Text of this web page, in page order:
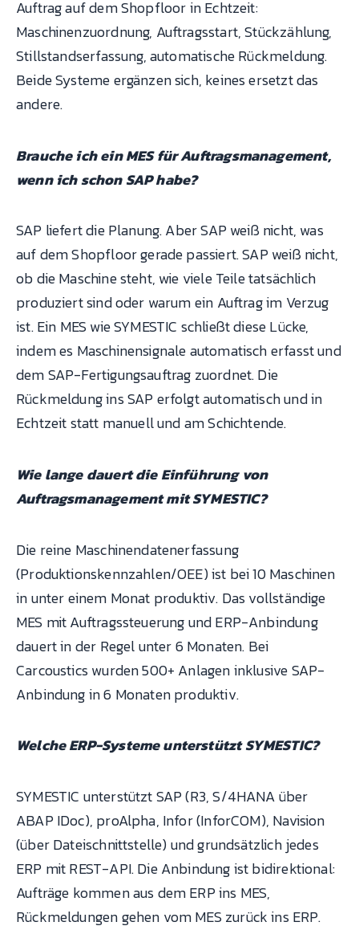
Auftrag auf dem Shopfloor in Echtzeit:
Maschinenzuordnung, Auftragsstart, Stückzählung,
Stillstandserfassung, automatische Rückmeldung.
Beide Systeme ergänzen sich, keines ersetzt das
andere.
Brauche ich ein MES für Auftragsmanagement,
wenn ich schon SAP habe?
SAP liefert die Planung. Aber SAP weiß nicht, was
auf dem Shopfloor gerade passiert. SAP weiß nicht,
ob die Maschine steht, wie viele Teile tatsächlich
produziert sind oder warum ein Auftrag im Verzug
ist. Ein MES wie SYMESTIC schließt diese Lücke,
indem es Maschinensignale automatisch erfasst und
dem SAP-Fertigungsauftrag zuordnet. Die
Rückmeldung ins SAP erfolgt automatisch und in
Echtzeit statt manuell und am Schichtende.
Wie lange dauert die Einführung von
Auftragsmanagement mit SYMESTIC?
Die reine Maschinendatenerfassung
(Produktionskennzahlen/OEE) ist bei 10 Maschinen
in unter einem Monat produktiv. Das vollständige
MES mit Auftragssteuerung und ERP-Anbindung
dauert in der Regel unter 6 Monaten. Bei
Carcoustics wurden 500+ Anlagen inklusive SAP-
Anbindung in 6 Monaten produktiv.
Welche ERP-Systeme unterstützt SYMESTIC?
SYMESTIC unterstützt SAP (R3, S/4HANA über
ABAP IDoc), proAlpha, Infor (InforCOM), Navision
(über Dateischnittstelle) und grundsätzlich jedes
ERP mit REST-API. Die Anbindung ist bidirektional:
Aufträge kommen aus dem ERP ins MES,
Rückmeldungen gehen vom MES zurück ins ERP.